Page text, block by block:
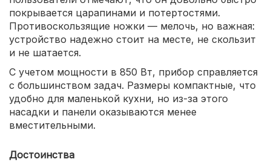
покрывается царапинами и потертостями.
Противоскользящие ножки — мелочь, но важная:
устройство надежно стоит на месте, не скользит
и не шатается.
С учетом мощности в 850 Вт, прибор справляется
с большинством задач. Размеры компактные, что
удобно для маленькой кухни, но из-за этого
насадки и панели оказываются менее
вместительными.
Достоинства